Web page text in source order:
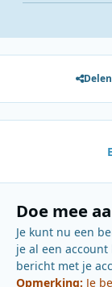
Delen
Doe mee
Je kunt nu een
je al een
bericht met je
Opmerking: Je